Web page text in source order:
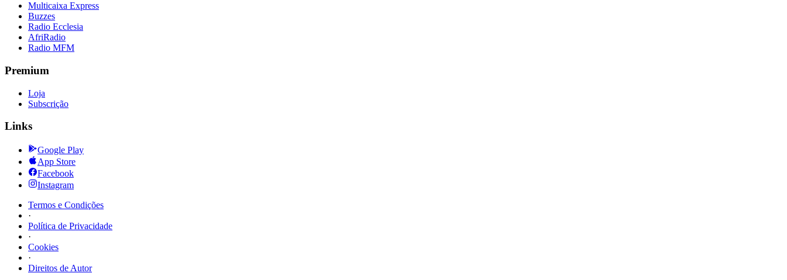
Multicaixa Express
Buzzes
Radio Ecclesia
AfriRadio
Radio MFM
Premium
Loja
Subscrição
Links
Google Play
App Store
Facebook
Instagram
Termos e Condições
·
Política de Privacidade
·
Cookies
·
Direitos de Autor